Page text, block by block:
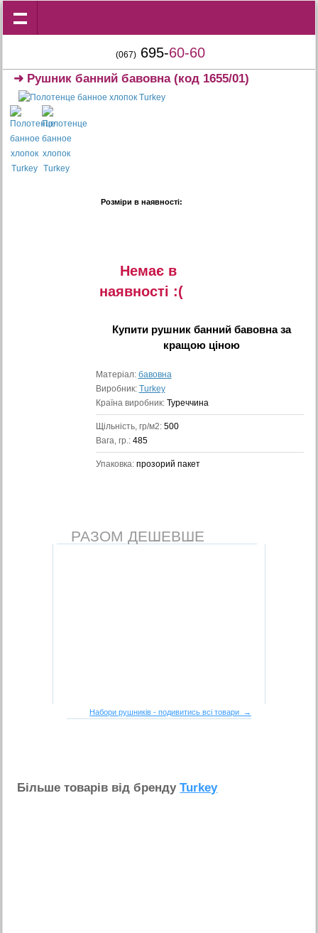
(067) 695-60-60
➜ Рушник банний бавовна(код 1655/01)
Розміри в наявності:
Немає в
наявностi :(
Купити рушник банний бавовназа
кращою ціною
Матеріал: бавовна
Виробник: Turkey
Країна виробник: Туреччина
Щільність, гр/м2: 500
Вага, гр.: 485
Упаковка: прозорий пакет
РАЗОМ ДЕШЕВШЕ
Набори рушників - подивитись всі товари →
Бiльше товарiв вiд брендуTurkey